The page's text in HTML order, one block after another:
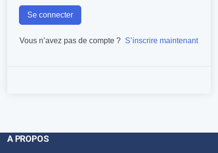
Se connecter
Vous n’avez pas de compte ? S’inscrire maintenant
A PROPOS